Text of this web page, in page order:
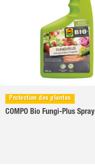
Protection des plantes
COMPO Bio Fungi-Plus Spray